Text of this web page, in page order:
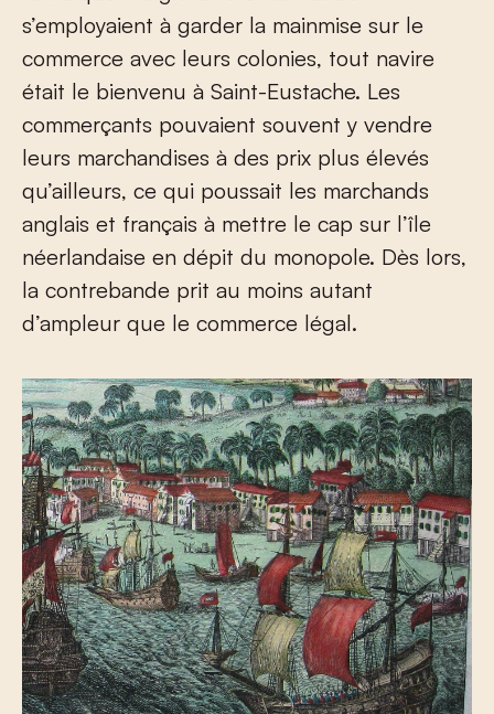
s’employaient à garder la mainmise sur le
commerce avec leurs colonies, tout navire
était le bienvenu à Saint-Eustache. Les
commerçants pouvaient souvent y vendre
leurs marchandises à des prix plus élevés
qu’ailleurs, ce qui poussait les marchands
anglais et français à mettre le cap sur l’île
néerlandaise en dépit du monopole. Dès lors,
la contrebande prit au moins autant
d’ampleur que le commerce légal.